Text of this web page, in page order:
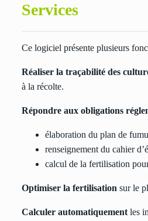
Services
Ce logiciel présente plusieurs
Réaliser la traçabilité des
à la récolte.
Répondre aux obligations
élaboration du plan de
renseignement du cahier
calcul de la fertilisation
Optimiser la fertilisation sur le
Calculer automatiquement les